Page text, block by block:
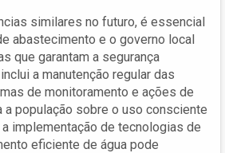
similares no futuro, é essencial
abastecimento e o governo local
que garantam a segurança
a manutenção regular das
de monitoramento e ações de
a população sobre o uso consciente
implementação de tecnologias de
eficiente de água pode